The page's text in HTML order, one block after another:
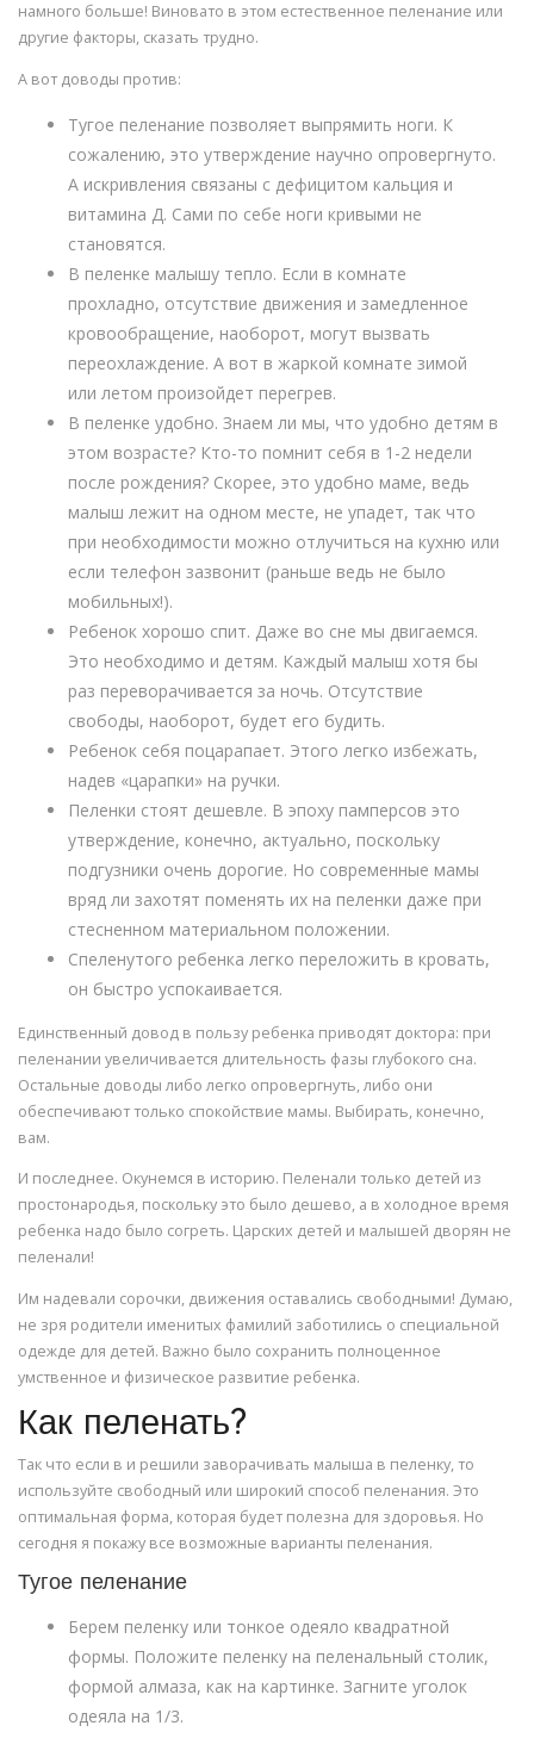
намного больше! Виновато в этом естественное пеленание или
другие факторы, сказать трудно.
А вот доводы против:
Тугое пеленание позволяет выпрямить ноги. К
сожалению, это утверждение научно опровергнуто.
А искривления связаны с дефицитом кальция и
витамина Д. Сами по себе ноги кривыми не
становятся.
В пеленке малышу тепло. Если в комнате
прохладно, отсутствие движения и замедленное
кровообращение, наоборот, могут вызвать
переохлаждение. А вот в жаркой комнате зимой
или летом произойдет перегрев.
В пеленке удобно. Знаем ли мы, что удобно детям в
этом возрасте? Кто-то помнит себя в 1-2 недели
после рождения? Скорее, это удобно маме, ведь
малыш лежит на одном месте, не упадет, так что
при необходимости можно отлучиться на кухню или
если телефон зазвонит (раньше ведь не было
мобильных!).
Ребенок хорошо спит. Даже во сне мы двигаемся.
Это необходимо и детям. Каждый малыш хотя бы
раз переворачивается за ночь. Отсутствие
свободы, наоборот, будет его будить.
Ребенок себя поцарапает. Этого легко избежать,
надев «царапки» на ручки.
Пеленки стоят дешевле. В эпоху памперсов это
утверждение, конечно, актуально, поскольку
подгузники очень дорогие. Но современные мамы
вряд ли захотят поменять их на пеленки даже при
стесненном материальном положении.
Спеленутого ребенка легко переложить в кровать,
он быстро успокаивается.
Единственный довод в пользу ребенка приводят доктора: при
пеленании увеличивается длительность фазы глубокого сна.
Остальные доводы либо легко опровергнуть, либо они
обеспечивают только спокойствие мамы. Выбирать, конечно,
вам.
И последнее. Окунемся в историю. Пеленали только детей из
простонародья, поскольку это было дешево, а в холодное время
ребенка надо было согреть. Царских детей и малышей дворян не
пеленали!
Им надевали сорочки, движения оставались свободными! Думаю,
не зря родители именитых фамилий заботились о специальной
одежде для детей. Важно было сохранить полноценное
умственное и физическое развитие ребенка.
Как пеленать?
Так что если в и решили заворачивать малыша в пеленку, то
используйте свободный или широкий способ пеленания. Это
оптимальная форма, которая будет полезна для здоровья. Но
сегодня я покажу все возможные варианты пеленания.
Тугое пеленание
Берем пеленку или тонкое одеяло квадратной
формы. Положите пеленку на пеленальный столик,
формой алмаза, как на картинке. Загните уголок
одеяла на 1/3.